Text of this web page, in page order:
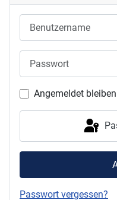
Angemeldet bleiben
Passwort vergessen?